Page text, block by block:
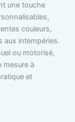
une touche
couleurs,
aux intempéries.
ou motorisé,
mesure à
et